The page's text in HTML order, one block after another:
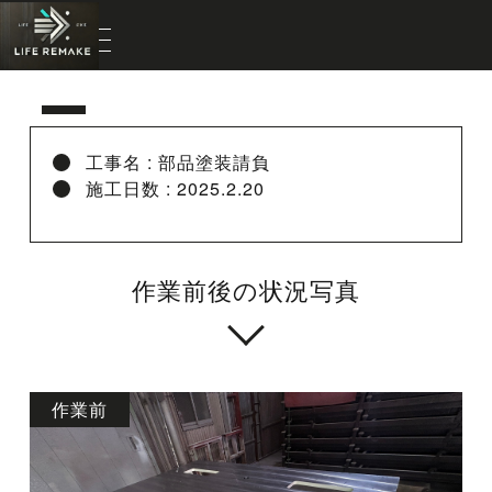
工事名 : 部品塗装請負
施工日数 : 2025.2.20
作業前後の状況写真
作業前